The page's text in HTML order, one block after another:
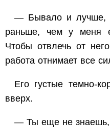
— Бывало и лучше,
раньше, чем у меня
Чтобы отвлечь от
работа отнимает все
Его густые темно-
вверх.
— Ты еще не